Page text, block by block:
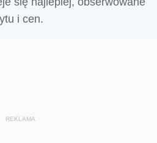
i cen.
REKLAMA